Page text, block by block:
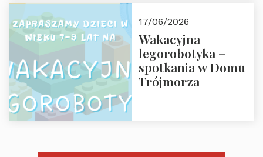
czerwca 2026 r.
godz. 18:00 w Domu
Trójmorza.
Zapraszamy!
17/06/2026
Wakacyjna
legorobotyka –
spotkania w Domu
Trójmorza